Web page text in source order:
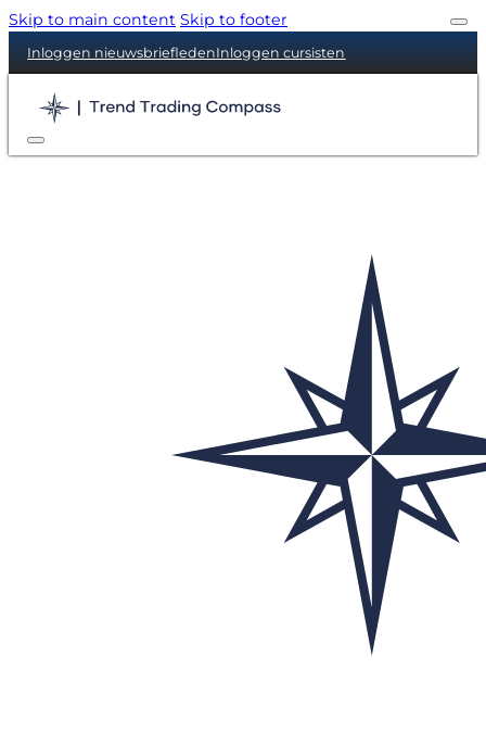
Skip to main content Skip to footer
Inloggen nieuwsbriefledenInloggen cursisten